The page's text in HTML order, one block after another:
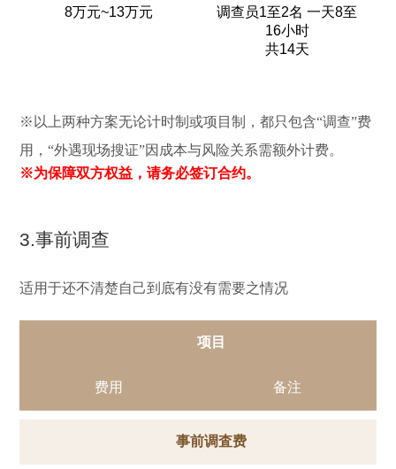
8万元~13万元
调查员1至2名 一天8至
16小时
共14天
※以上两种方案无论计时制或项目制，都只包含“调查”费
用，“外遇现场搜证”因成本与风险关系需额外计费。
※为保障双方权益，请务必签订合约。
3.事前调查
适用于还不清楚自己到底有没有需要之情况
项目
费用 备注
事前调査费